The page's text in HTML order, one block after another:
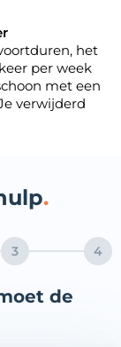
het
per week
met een
verwijderd
3 4
de